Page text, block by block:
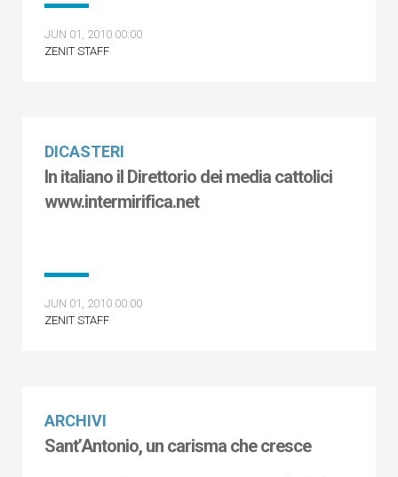
JUN 01, 2010 00:00
ZENIT STAFF
DICASTERI
In italiano il Direttorio dei media cattolici
www.intermirifica.net
JUN 01, 2010 00:00
ZENIT STAFF
ARCHIVI
Sant’Antonio, un carisma che cresce